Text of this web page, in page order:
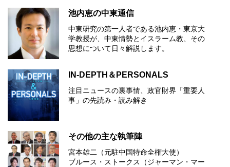
池内恵の中東通信
中東研究の第⼀⼈者である池内恵・東京⼤
学教授が、中東情勢とイスラーム教、その
思想について⽇々解説します。
IN-DEPTH＆PERSONALS
注目ニュースの裏事情、政官財界「重要人
事」の先読み・読み解き
その他の主な執筆陣
宮本雄二（元駐中国特命全権大使）
ブルース・ストークス（ジャーマン・マー